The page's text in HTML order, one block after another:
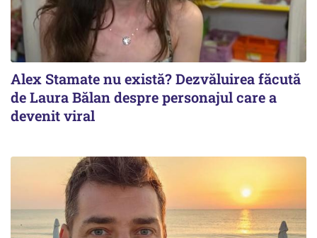
Alex Stamate nu există? Dezvăluirea făcută
de Laura Bălan despre personajul care a
devenit viral